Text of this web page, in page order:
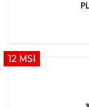
12 MSI